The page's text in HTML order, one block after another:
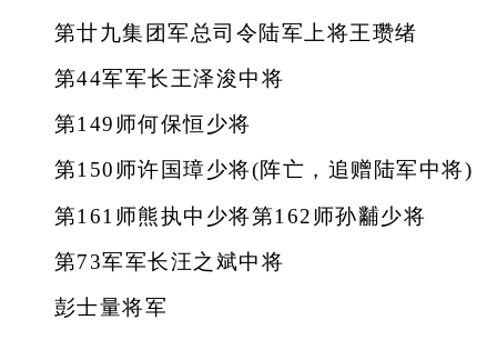
第廿九集团军总司令陆军上将王瓒绪
第44军军长王泽浚中将
第149师何保恒少将
第150师许国璋少将(阵亡，追赠陆军中将)
第161师熊执中少将第162师孙黼少将
第73军军长汪之斌中将
彭士量将军